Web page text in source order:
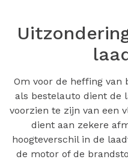
Om voor de heffing
als bestelauto dient de
voorzien te zijn van een
dient aan zekere
hoogteverschil in de
de motor of de